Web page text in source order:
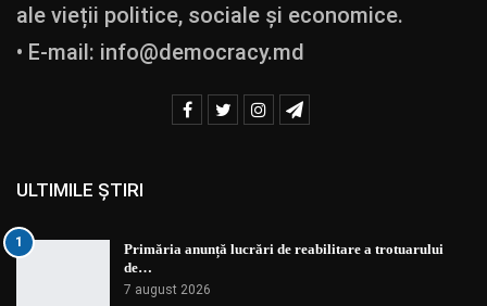
ale vieții politice, sociale și economice.
• E-mail: info@democracy.md
ULTIMILE ȘTIRI
1
Primăria anunță lucrări de reabilitare a trotuarului
de…
7 august 2026